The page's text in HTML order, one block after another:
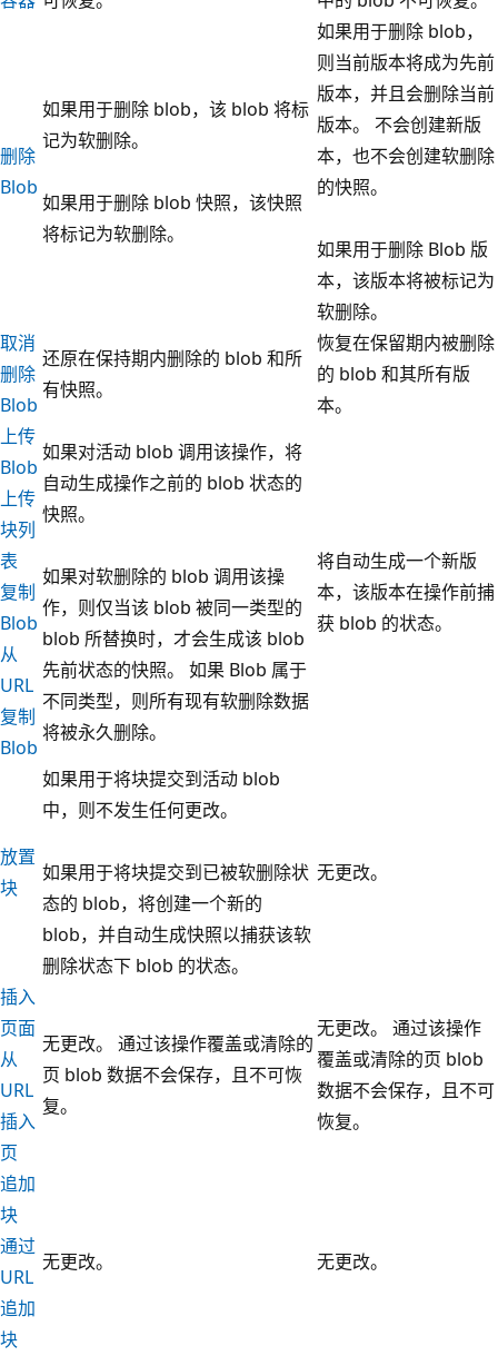
删除
Blob
如果用于删除 blob，该 blob 将标
记为软删除。
如果用于删除 blob 快照，该快照
将标记为软删除。
如果用于删除 blob，
则当前版本将成为先前
版本，并且会删除当前
版本。 不会创建新版
本，也不会创建软删除
的快照。
如果用于删除 Blob 版
本，该版本将被标记为
软删除。
取消
删除
Blob
还原在保持期内删除的 blob 和所
有快照。
恢复在保留期内被删除
的 blob 和其所有版
本。
上传
Blob
上传
块列
表
复制
Blob
从
URL
复制
Blob
如果对活动 blob 调用该操作，将
自动生成操作之前的 blob 状态的
快照。
如果对软删除的 blob 调用该操
作，则仅当该 blob 被同一类型的
blob 所替换时，才会生成该 blob
先前状态的快照。 如果 Blob 属于
不同类型，则所有现有软删除数据
将被永久删除。
将自动生成一个新版
本，该版本在操作前捕
获 blob 的状态。
放置
块
如果用于将块提交到活动 blob
中，则不发生任何更改。
如果用于将块提交到已被软删除状
态的 blob，将创建一个新的
blob，并自动生成快照以捕获该软
删除状态下 blob 的状态。
无更改。
插入
页面
从
URL
插入
页
无更改。 通过该操作覆盖或清除的
页 blob 数据不会保存，且不可恢
复。
无更改。 通过该操作
覆盖或清除的页 blob
数据不会保存，且不可
恢复。
追加
块
通过
URL
追加
块
无更改。 无更改。